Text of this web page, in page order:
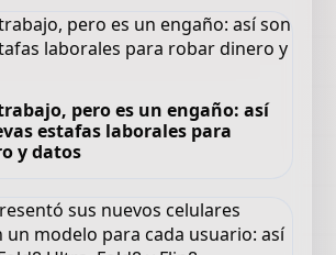
pero es un engaño: así
estafas laborales para
y datos